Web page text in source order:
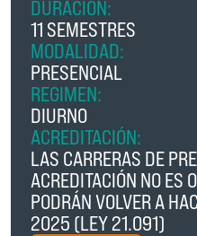
DURACIÓN:
11 SEMESTRES
MODALIDAD:
PRESENCIAL
REGIMEN:
DIURNO
ACREDITACIÓN:
LAS CARRERAS DE
ACREDITACIÓN NO ES
PODRÁN VOLVER A
2025 (LEY 21.091)